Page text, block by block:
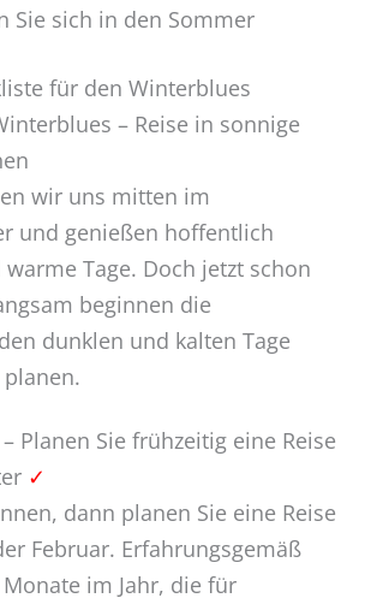
Sie sich in den Sommer
für den Winterblues
– Reise in sonnige
wir uns mitten im
und genießen hoffentlich
Tage. Doch jetzt schon
beginnen die
dunklen und kalten Tage
Planen Sie frühzeitig eine Reise
✓
dann planen Sie eine Reise
Februar. Erfahrungsgemäß
im Jahr, die für